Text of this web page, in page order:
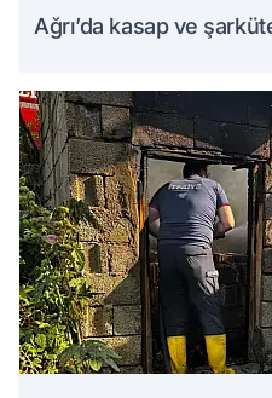
Ağrı’da kasap ve